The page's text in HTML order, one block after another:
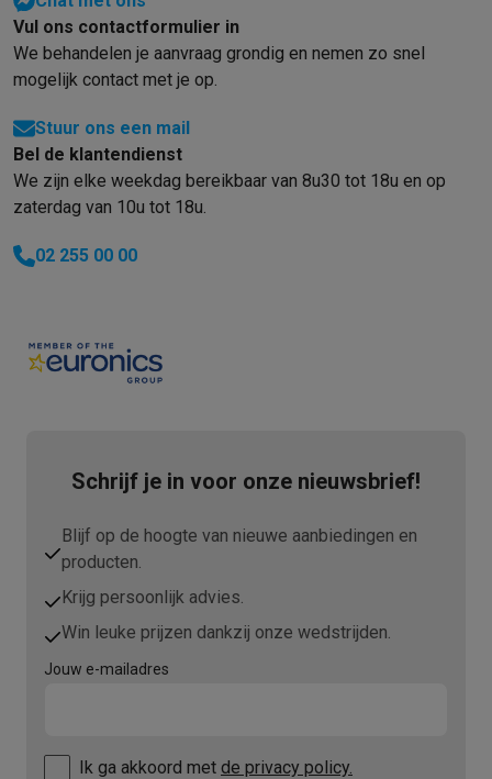
Vul ons contactformulier in
We behandelen je aanvraag grondig en nemen zo snel
mogelijk contact met je op.
Stuur ons een mail
Bel de klantendienst
We zijn elke weekdag bereikbaar van 8u30 tot 18u en op
zaterdag van 10u tot 18u.
02 255 00 00
Schrijf je in voor onze nieuwsbrief!
Blijf op de hoogte van nieuwe aanbiedingen en
producten.
Krijg persoonlijk advies.
Win leuke prijzen dankzij onze wedstrijden.
Jouw e-mailadres
Ik ga akkoord met de privacy policy.